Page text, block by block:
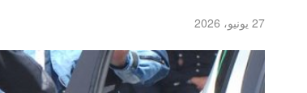
27 يونيو، 2026